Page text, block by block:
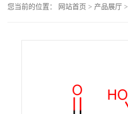
您当前的位置： 网站首页 > 产品展厅 >